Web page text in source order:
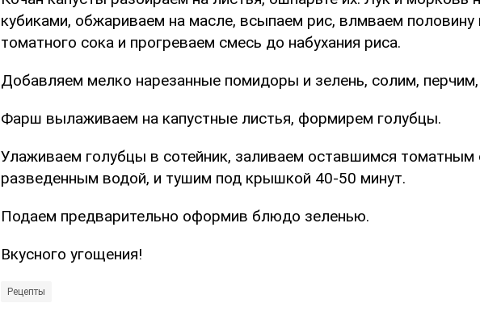
кубиками, обжариваем на масле, всыпаем рис, влмваем
томатного сока и прогреваем смесь до набухания риса.
Добавляем мелко нарезанные помидоры и зелень, солим,
Фарш вылаживаем на капустные листья, формирем голубцы.
Улаживаем голубцы в сотейник, заливаем оставшимся томатным
разведенным водой, и тушим под крышкой 40-50 минут.
Подаем предварительно оформив блюдо зеленью.
Вкусного угощения!
Рецепты